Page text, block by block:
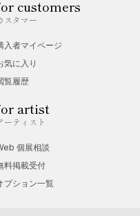
customers
スタマー
入者マイページ
気に入り
覧履歴
artist
ーティスト
個展相談
料掲載受付
プション一覧